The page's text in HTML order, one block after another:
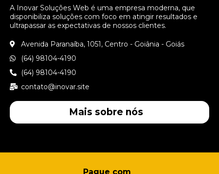
A Inovar Soluções Web é uma empresa moderna, que
disponibiliza soluções com foco em atingir resultados e
ultrapassar as expectativas de nossos clientes.
Avenida Paranaíba, 1051, Centro - Goiânia - Goiás
(64) 98104-4190
(64) 98104-4190
contato@inovar.site
Mais sobre nós
Pague com